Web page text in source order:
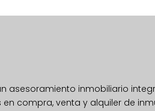
asesoramiento inmobiliario
compra, venta y alquiler de